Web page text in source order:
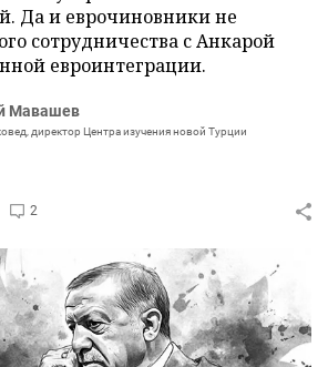
Да и еврочиновники не
сотрудничества с Анкарой
евроинтеграции.
Мавашев
директор Центра изучения новой Турции
2